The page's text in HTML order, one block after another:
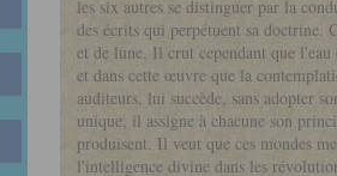
les six autres se distinguer par la
des écrits qui perpétuent sa doctrine.
et de lune. Il crut cependant que
et dans cette œuvre que la
auditeurs, lui succède, sans adopter
unique, il assigne à chacune son
produisent. Il veut que ces mondes
l'intelligence divine dans les